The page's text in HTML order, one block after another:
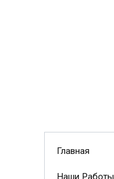
Главная